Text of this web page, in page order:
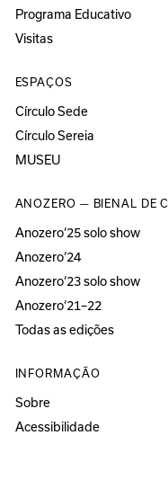
Programa Educativo
Visitas
ESPAÇOS
Círculo Sede
Círculo Sereia
MUSEU
ANOZERO — BIENAL DE
Anozero‘25 solo show
Anozero‘24
Anozero‘23 solo show
Anozero‘21–22
Todas as edições
INFORMAÇÃO
Sobre
Acessibilidade